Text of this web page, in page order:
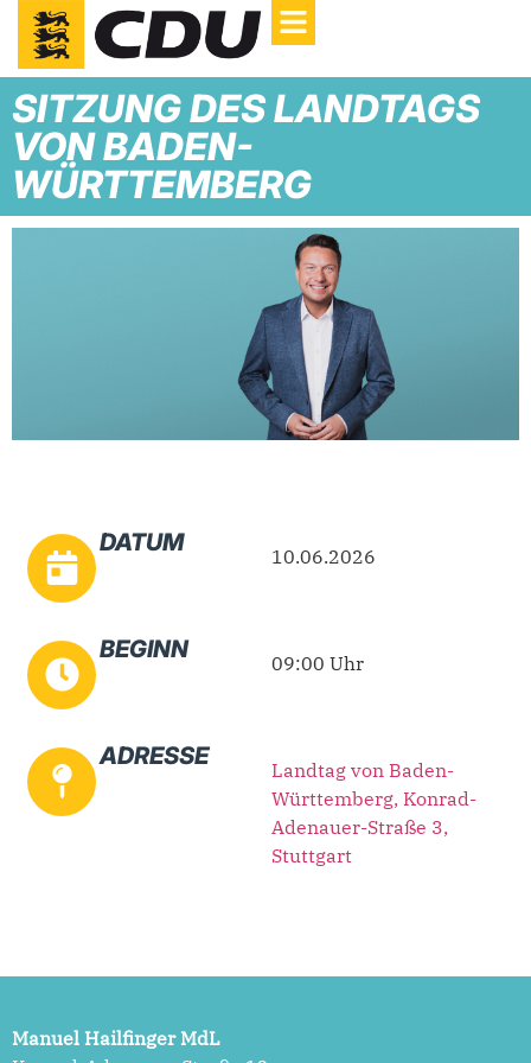
SITZUNG DES LANDTAGS
VON BADEN-
WÜRTTEMBERG
DATUM 10.06.2026
BEGINN 09:00 Uhr
ADRESSE
Landtag von Baden-
Württemberg, Konrad-
Adenauer-Straße 3,
Stuttgart
Manuel Hailfinger MdL